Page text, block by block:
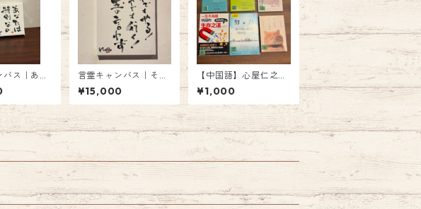
ス｜あな
だよ
言霊キャンバス｜それ
でもやる！それでも行
く！
¥15,000
【中国語】心屋仁之助
書籍
¥1,000